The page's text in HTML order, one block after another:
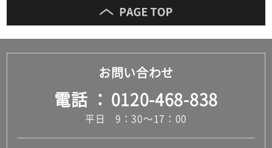
お問い合わせ
電話 0120-468-838
平日 9：30～17：00